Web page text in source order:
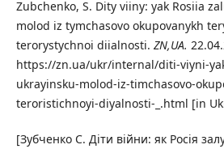
Zubchenko, S. Dity viiny: yak Rosiia
molod iz tymchasovo okupovanykh
terorystychnoi diialnosti. ZN,UA.
https://zn.ua/ukr/internal/diti-viyni-
ukrayinsku-molod-iz-timchasovo-
teroristichnoyi-diyalnosti-_.html [in
[Зубченко С. Діти війни: як Росія